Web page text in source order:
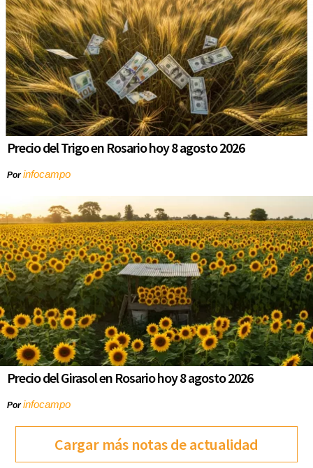
Precio del Trigo en Rosario hoy 8 agosto 2026
Porinfocampo
Precio del Girasol en Rosario hoy 8 agosto 2026
Porinfocampo
Cargar más notas de actualidad